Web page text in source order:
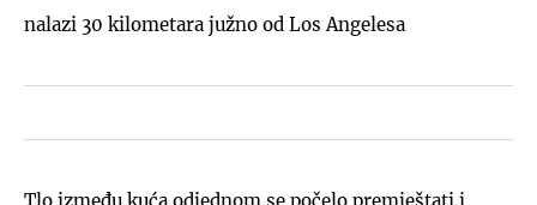
nalazi 30 kilometara južno od Los Angelesa
Tlo između kuća odjednom se počelo premještati i